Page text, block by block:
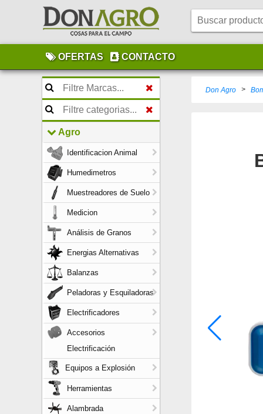
OFERTAS CONTACTO
Agro
Identificacion Animal
Humedimetros
Muestreadores de Suelo
Medicion
Análisis de Granos
Energias Alternativas
Balanzas
Peladoras y Esquiladoras
Electrificadores
Accesorios
Electrificación
Equipos a Explosión
Herramientas
Alambrada
Don Agro >